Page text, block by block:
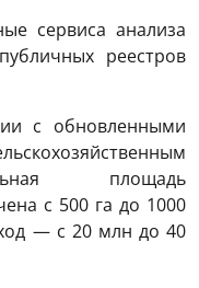
сервиса анализа
реестров
с обновленными
площадь
с 500 га до 1000
— с 20 млн до 40